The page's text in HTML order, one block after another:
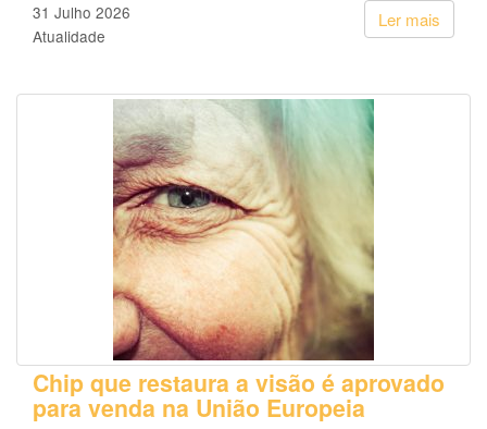
Ler mais
31 Julho 2026
Atualidade
Chip que restaura a visão é aprovado
para venda na União Europeia